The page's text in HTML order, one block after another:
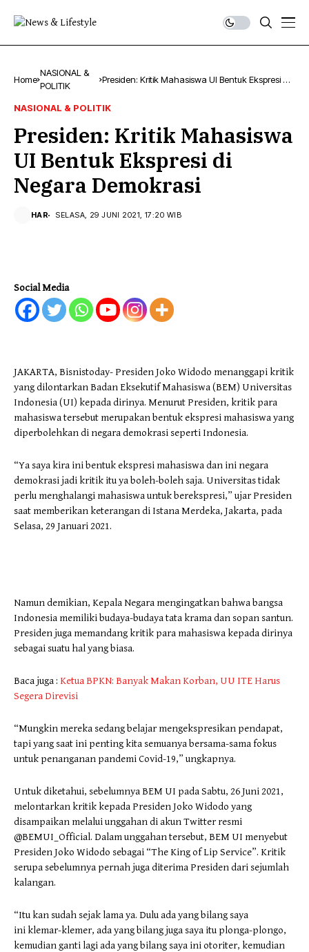
Home
NASIONAL &
POLITIK
Presiden: Kritik Mahasiswa UI Bentuk Ekspresi di
NASIONAL & POLITIK
Presiden: Kritik Mahasiswa
UI Bentuk Ekspresi di
Negara Demokrasi
HAR SELASA, 29 JUNI 2021, 17:20 WIB
Social Media
JAKARTA, Bisnistoday- Presiden Joko Widodo menanggapi kritik
yang dilontarkan Badan Eksekutif Mahasiswa (BEM) Universitas
Indonesia (UI) kepada dirinya. Menurut Presiden, kritik para
mahasiswa tersebut merupakan bentuk ekspresi mahasiswa yang
diperbolehkan di negara demokrasi seperti Indonesia.
“Ya saya kira ini bentuk ekspresi mahasiswa dan ini negara
demokrasi jadi kritik itu ya boleh-boleh saja. Universitas tidak
perlu menghalangi mahasiswa untuk berekspresi,” ujar Presiden
saat memberikan keterangan di Istana Merdeka, Jakarta, pada
Selasa, 29 Januari 2021.
Namun demikian, Kepala Negara mengingatkan bahwa bangsa
Indonesia memiliki budaya-budaya tata krama dan sopan santun.
Presiden juga memandang kritik para mahasiswa kepada dirinya
sebagai suatu hal yang biasa.
Baca juga : Ketua BPKN: Banyak Makan Korban, UU ITE Harus
Segera Direvisi
“Mungkin mereka sedang belajar mengekspresikan pendapat,
tapi yang saat ini penting kita semuanya bersama-sama fokus
untuk penanganan pandemi Covid-19,” ungkapnya.
Untuk diketahui, sebelumnya BEM UI pada Sabtu, 26 Juni 2021,
melontarkan kritik kepada Presiden Joko Widodo yang
disampaikan melalui unggahan di akun Twitter resmi
@BEMUI_Official. Dalam unggahan tersebut, BEM UI menyebut
Presiden Joko Widodo sebagai “The King of Lip Service”. Kritik
serupa sebelumnya pernah juga diterima Presiden dari sejumlah
kalangan.
“Itu kan sudah sejak lama ya. Dulu ada yang bilang saya
ini klemar-klemer, ada yang bilang juga saya itu plonga-plongo,
kemudian ganti lagi ada yang bilang saya ini otoriter, kemudian